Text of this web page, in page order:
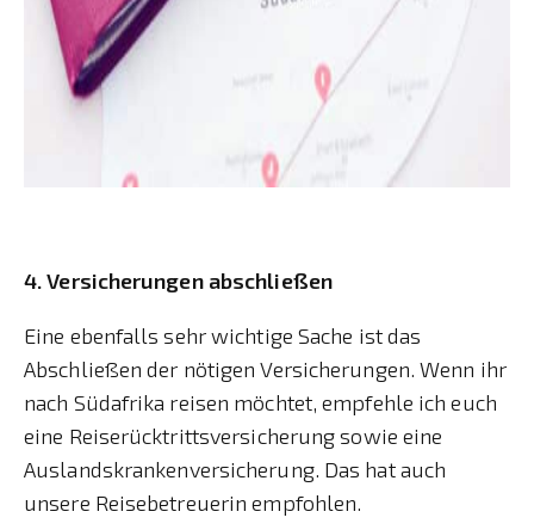
4. Versicherungen abschließen
Eine ebenfalls sehr wichtige Sache ist das
Abschließen der nötigen Versicherungen. Wenn ihr
nach Südafrika reisen möchtet, empfehle ich euch
eine Reiserücktrittsversicherung sowie eine
Auslandskrankenversicherung. Das hat auch
unsere Reisebetreuerin empfohlen.